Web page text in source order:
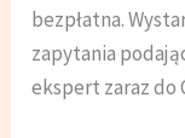
bezpłatna.
zapytania
ekspert zaraz do